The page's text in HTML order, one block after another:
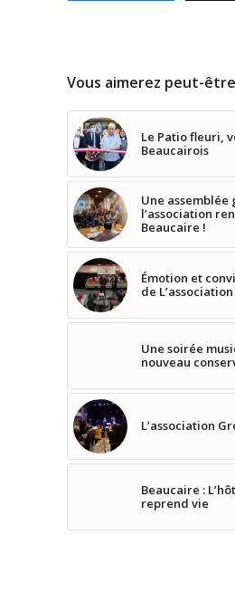
Vous aimerez peut-
Le Patio fleuri,
Beaucairois
Une
l’association
Beaucaire !
Émotion et
de
Une soirée
nouveau
L’association
Beaucaire :
reprend vie